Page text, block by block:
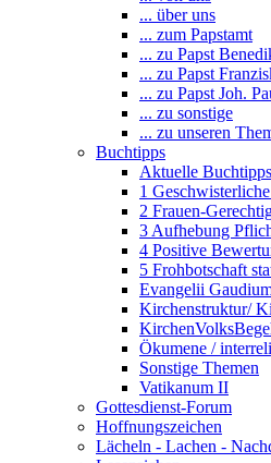
... über uns
... zum Papstamt
... zu Papst
... zu Papst
... zu Papst Joh.
... zu sonstige
... zu unseren
Buchtipps
Aktuelle Buchtipps
1
2 Frauen-
3 Aufhebung
4 Positive
5 Frohbotschaft
Evangelii
Kirchenstruktur/
Ökumene /
Sonstige Themen
Vatikanum II
Gottesdienst-Forum
Hoffnungszeichen
Lächeln - Lachen -